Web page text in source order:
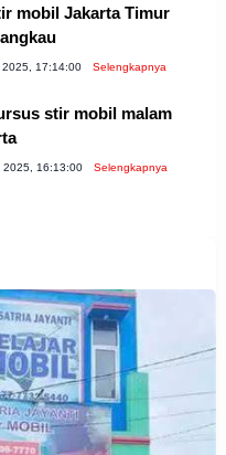
mobil Jakarta Timur
2025, 17:14:00 Selengkapnya
stir mobil malam
2025, 16:13:00 Selengkapnya